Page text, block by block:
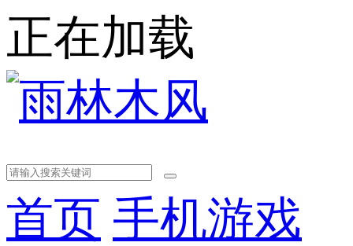
正在加载
首页 手机游戏